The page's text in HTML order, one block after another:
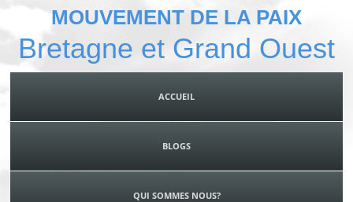
MOUVEMENT DE LA PAIX
Bretagne et Grand Ouest
ACCUEIL
BLOGS
QUI SOMMES NOUS?